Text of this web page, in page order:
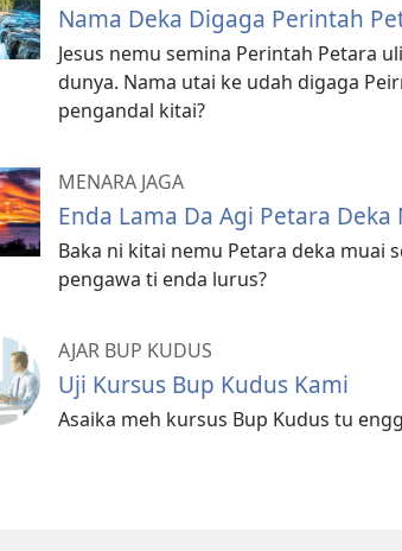
Nama Deka Digaga Perintah
Jesus nemu semina Perintah Petara
dunya. Nama utai ke udah digaga
pengandal kitai?
MENARA JAGA
Enda Lama Da Agi Petara
Baka ni kitai nemu Petara deka muai
pengawa ti enda lurus?
AJAR BUP KUDUS
Uji Kursus Bup Kudus Kami
Asaika meh kursus Bup Kudus tu